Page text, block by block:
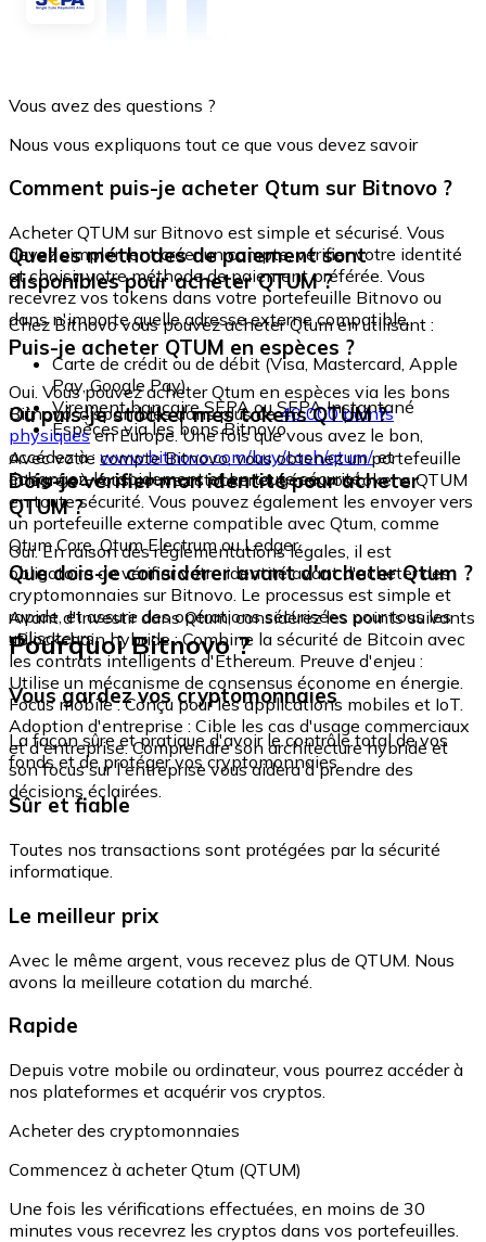
Vous avez des questions ?
Nous vous expliquons tout ce que vous devez savoir
Comment puis-je acheter Qtum sur Bitnovo ?
Acheter QTUM sur Bitnovo est simple et sécurisé. Vous
devez simplement créer un compte, vérifier votre identité
et choisir votre méthode de paiement préférée. Vous
recevrez vos tokens dans votre portefeuille Bitnovo ou
dans n'importe quelle adresse externe compatible.
Quelles méthodes de paiement sont
disponibles pour acheter QTUM ?
Chez Bitnovo vous pouvez acheter Qtum en utilisant :
Carte de crédit ou de débit (Visa, Mastercard, Apple
Pay, Google Pay)
Virement bancaire SEPA ou SEPA Instantané
Espèces via les bons Bitnovo
Puis-je acheter QTUM en espèces ?
Oui. Vous pouvez acheter Qtum en espèces via les bons
Bitnovo, disponibles dans plus de40 000 points
physiquesen Europe. Une fois que vous avez le bon,
accédez à : www.bitnovo.com/buy/cash/qtum/et
échangez-le rapidement et en toute sécurité.
Où puis-je stocker mes tokens QTUM ?
Avec votre compte Bitnovo, vous obtenez un portefeuille
intégré où vous pouvez stocker et gérer vos tokens QTUM
en toute sécurité. Vous pouvez également les envoyer vers
un portefeuille externe compatible avec Qtum, comme
Qtum Core, Qtum Electrum ou Ledger.
Dois-je vérifier mon identité pour acheter
QTUM ?
Oui. En raison des réglementations légales, il est
obligatoire de vérifier votre identité avant d'acheter des
cryptomonnaies sur Bitnovo. Le processus est simple et
rapide, et assure des opérations sécurisées pour tous les
utilisateurs.
Que dois-je considérer avant d'acheter Qtum ?
Avant d'investir dans Qtum, considérez les points suivants
: Blockchain hybride : Combine la sécurité de Bitcoin avec
les contrats intelligents d'Ethereum. Preuve d'enjeu :
Utilise un mécanisme de consensus économe en énergie.
Focus mobile : Conçu pour les applications mobiles et IoT.
Adoption d'entreprise : Cible les cas d'usage commerciaux
et d'entreprise. Comprendre son architecture hybride et
son focus sur l'entreprise vous aidera à prendre des
décisions éclairées.
Pourquoi Bitnovo ?
Vous gardez vos cryptomonnaies
La façon sûre et pratique d'avoir le contrôle total de vos
fonds et de protéger vos cryptomonnaies.
Sûr et fiable
Toutes nos transactions sont protégées par la sécurité
informatique.
Le meilleur prix
Avec le même argent, vous recevez plus de QTUM. Nous
avons la meilleure cotation du marché.
Rapide
Depuis votre mobile ou ordinateur, vous pourrez accéder à
nos plateformes et acquérir vos cryptos.
Acheter des cryptomonnaies
Commencez à acheter Qtum (QTUM)
Une fois les vérifications effectuées, en moins de 30
minutes vous recevrez les cryptos dans vos portefeuilles.